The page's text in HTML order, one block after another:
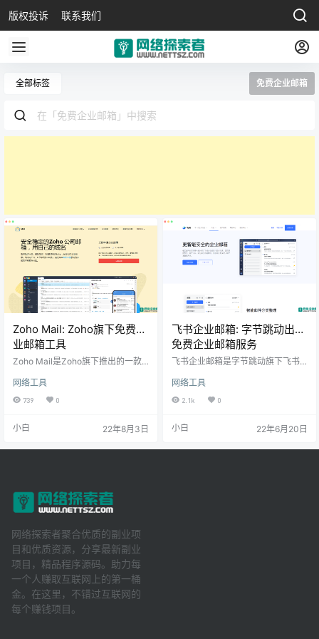
版权投诉 联系我们
全部标签 免费企业邮箱
Zoho Mail: Zoho旗下免费企
业邮箱工具
Zoho Mail是Zoho旗下推出的一款
高，数据加密，权威机构安全认
证，深受知名企业信赖。纯净无广
验。
网络工具
739 0
小白 22年8月3日
飞书企业邮箱: 字节跳动出品
免费企业邮箱服务
飞书企业邮箱是字节跳动旗下飞书
具。提供与即时沟通、日历深度整
合的免费企业邮箱服务，邮件可以
邮箱与飞书日历、文档和聊天深度
件，无缝对接企业内外部协同。成
网络工具
2.1k 0
小白 22年6月20日
网络探索者聚合优质的副业项
目和优质资源，分享最新副业
项目，精品程序源码。助力每
一个人赚取互联网上的第一桶
金。在这里，不错过互联网的
每个赚钱项目。